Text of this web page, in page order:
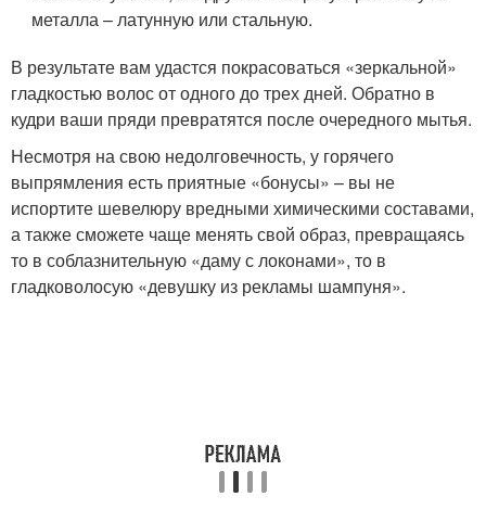
металла – латунную или стальную.
В результате вам удастся покрасоваться «зеркальной»
гладкостью волос от одного до трех дней. Обратно в
кудри ваши пряди превратятся после очередного мытья.
Несмотря на свою недолговечность, у горячего
выпрямления есть приятные «бонусы» – вы не
испортите шевелюру вредными химическими составами,
а также сможете чаще менять свой образ, превращаясь
то в соблазнительную «даму с локонами», то в
гладковолосую «девушку из рекламы шампуня».